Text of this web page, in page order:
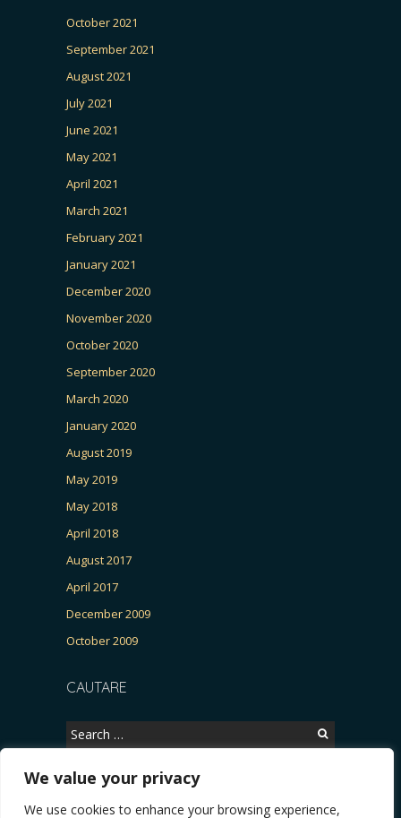
We value your privacy
We use cookies to enhance your browsing experience,
October 2021
September 2021
August 2021
July 2021
June 2021
May 2021
April 2021
March 2021
February 2021
January 2021
December 2020
November 2020
October 2020
September 2020
March 2020
January 2020
August 2019
May 2019
May 2018
April 2018
August 2017
April 2017
December 2009
October 2009
CAUTARE
Search
for: